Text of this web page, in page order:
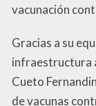
vacunación
Gracias a su
infraestructura
Cueto
de vacunas